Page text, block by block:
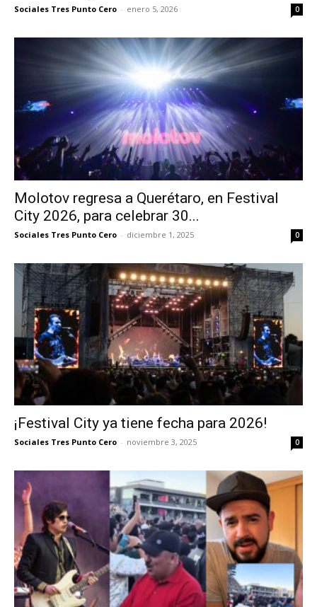
Sociales Tres Punto Cero - enero 5, 2026 0
Molotov regresa a Querétaro, en Festival
City 2026, para celebrar 30...
Sociales Tres Punto Cero - diciembre 1, 2025 0
¡Festival City ya tiene fecha para 2026!
Sociales Tres Punto Cero - noviembre 3, 2025 0